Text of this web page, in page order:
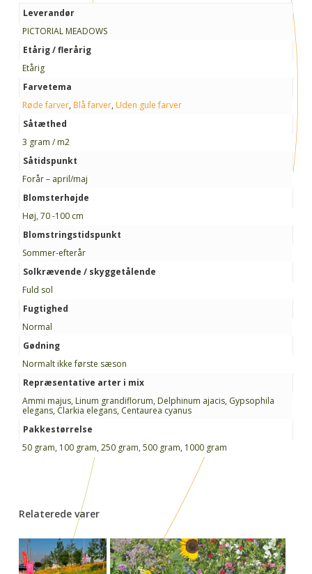
Leverandør
PICTORIAL MEADOWS
Etårig / flerårig
Etårig
Farvetema
Røde farver, Blå farver, Uden gule farver
Såtæthed
3 gram / m2
Såtidspunkt
Forår – april/maj
Blomsterhøjde
Høj, 70 -100 cm
Blomstringstidspunkt
Sommer-efterår
Solkrævende / skyggetålende
Fuld sol
Fugtighed
Normal
Gødning
Normalt ikke første sæson
Repræsentative arter i mix
Ammi majus, Linum grandiflorum, Delphinum ajacis, Gypsophila
elegans, Clarkia elegans, Centaurea cyanus
Pakkestørrelse
50 gram, 100 gram, 250 gram, 500 gram, 1000 gram
Relaterede varer